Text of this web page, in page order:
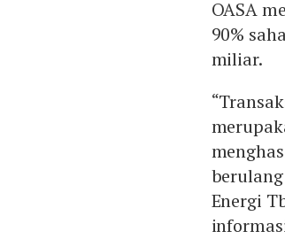
OASA
90%
miliar.
Energi